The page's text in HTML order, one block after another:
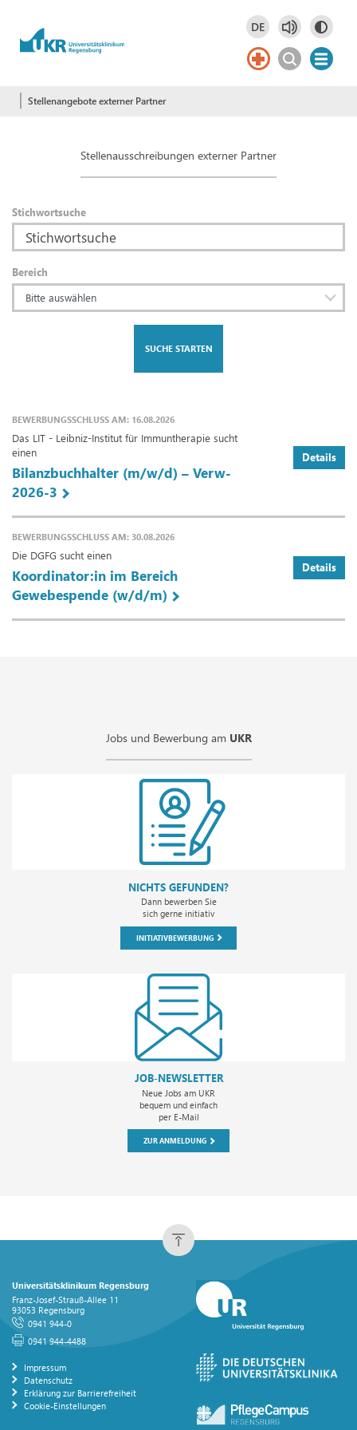
Springe zum Hauptinhalt DE
Deutsch
DE
Stellenangebote externer Partner
Stellenausschreibungen externer Partner
Stichwortsuche
Bereich
Bitte auswählen
BEWERBUNGSSCHLUSS AM: 16.08.2026
Das LIT - Leibniz-Institut für Immuntherapie sucht
einen
Bilanzbuchhalter (m/w/d) – Verw-
2026-3
Details
BEWERBUNGSSCHLUSS AM: 30.08.2026
Die DGFG sucht einen
Koordinator:in im Bereich
Gewebespende (w/d/m)
Details
Jobs und Bewerbung am UKR
NICHTS GEFUNDEN?
Dann bewerben Sie
sich gerne initiativ
INITIATIVBEWERBUNG
JOB-NEWSLETTER
Neue Jobs am UKR
bequem und einfach
per E-Mail
ZUR ANMELDUNG
Universitätsklinikum Regensburg
Franz-Josef-Strauß-Allee 11
93053 Regensburg
0941 944-0
0941 944-4488
Impressum
Datenschutz
Erklärung zur Barrierefreiheit
Cookie-Einstellungen